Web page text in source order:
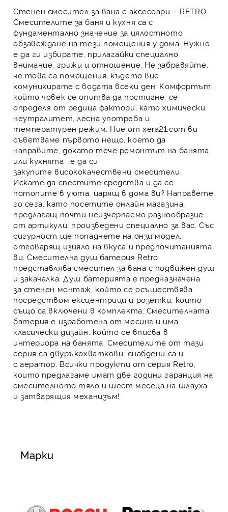
Стенен смесител за вана с аксесоари – RETRO
Смесителите за баня и кухня са с
фундаментално значение за цялостното
обзавеждане на тези помещения у дома. Нужно
е да ги избирате, прилагайки специално
внимание, грижи и отношение. Не забравяйте,
че това са помещения, където вие
комуникирате с водата всеки ден. Комфортът,
който човек се опитва да постигне, се
определя от редица фактори, като химически
неутралитет, лесна употреба и
температурен режим. Ние отxera21.com ви
съветваме първото нещо, което да
направите, докато тече ремонтът на банята
или кухнята , е да си
закупите висококачествени смесители.
Искате да спестите средства и да се
потопите в уюта, царящ в дома ви? Направете
го сега, като посетите онлайн магазина,
предлагащ почти неизчерпаемо разнообразие
от артикули, произведени специално за вас. Със
сигурност ще попаднете на онзи модел,
отговарящ изцяло на вкуса и предпочитанията
ви. Смесителна душ батерия Retro
представлява смесител за вана с подвижен душ
и закачалка. Душ батерията е предназначена
за стенен монтаж, който се осъществява
посредством ексцентрици и розетки, които
също са включени в комплекта. Смесителната
батерия е изработена от месинг и има
класически дизайн, който се вписва в
интериора на банята. Смесителитеот тази
серия са двуръкохваткови , снабдени са и
с аератор. Всички продукти от серия Retro,
които предлагаме имат две години гаранция на
смесителното тяло и шест месеца на шлауха
и затварящия механизъм!
Марки